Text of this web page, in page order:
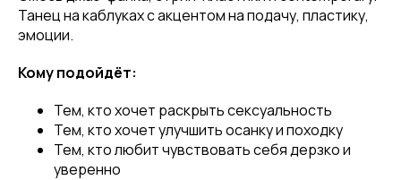
Танец на каблуках с акцентом на подачу, пластику,
эмоции.
Кому подойдёт:
Тем, кто хочет раскрыть сексуальность
Тем, кто хочет улучшить осанку и походку
Тем, кто любит чувствовать себя дерзко и
уверенно